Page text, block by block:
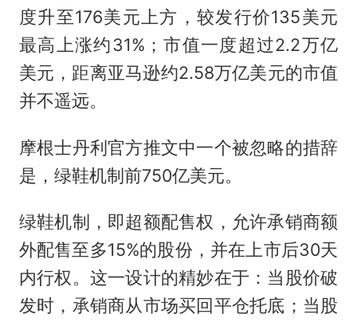
度升至176美元上方，较发行价135美元
最高上涨约31%；市值一度超过2.2万亿
美元，距离亚马逊约2.58万亿美元的市值
并不遥远。
摩根士丹利官方推文中一个被忽略的措辞
是，绿鞋机制前750亿美元。
绿鞋机制，即超额配售权，允许承销商额
外配售至多15%的股份，并在上市后30天
内行权。这一设计的精妙在于：当股价破
发时，承销商从市场买回平仓托底；当股